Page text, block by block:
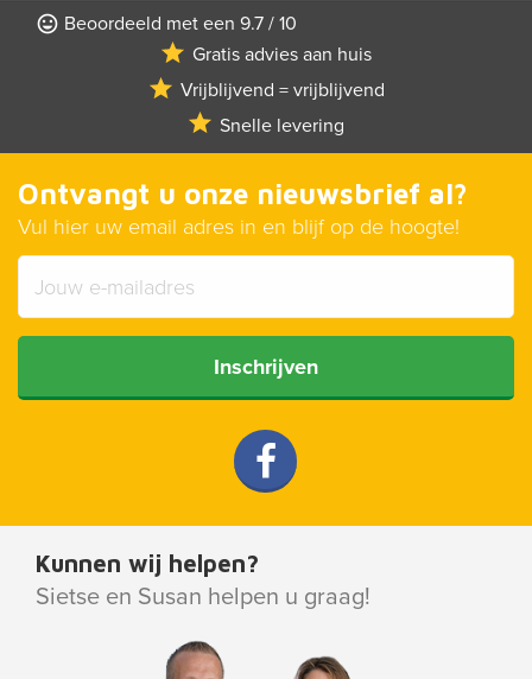
Beoordeeld met een 9.7 / 10
Gratis advies aan huis
Vrijblijvend = vrijblijvend
Snelle levering
Ontvangt u onze nieuwsbrief al?
Vul hier uw email adres in en blijf op de hoogte!
Inschrijven
Kunnen wij helpen?
Sietse en Susan helpen u graag!